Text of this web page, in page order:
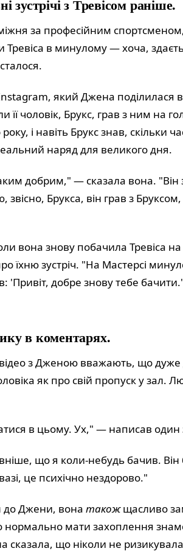
зустрічі з Тревісом раніше.
за професійним
Тревіса в минулому — хоча,
який Джена поділилася
її чоловік, Брукс, грав з ним на
і навіть Брукс знав, скільки
наряд для великого дня.
добрим," — сказала вона. "Він
звісно, Брукса, він грав з Бруксом,
вона знову побачила Тревіса на
їхню зустріч. "На Мастерсі
'Привіт, добре знову тебе
в коментарях.
відео з Дженою вважають, що
як про свій пропуск у зал.
в цьому. Ух," — написав один
що я коли-небудь бачив. Він
це психічно нездорово."
до Джени, вона такожщасливо
нормально мати захоплення
сказала, що ніколи не